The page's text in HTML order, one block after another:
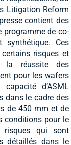
Litigation Reform
contient des
programme de co-
synthétique. Ces
risques et
la réussite des
pour les wafers
d’ASML
dans le cadre des
de 450 mm et de
conditions pour le
risques qui sont
détaillés dans le